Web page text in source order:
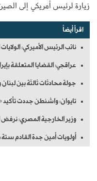
زيارة لرئيس أمريكي إلى الصين
اقرأ أيضاً
نائب الرئيس الأميركي:
عراقجي: القضايا المتعلقة
جولة محادثات ثالثة بين
تايوان: واشنطن جددت تأكيد
وزير الخارجية المصري:
أولويات أمين جدة القادم